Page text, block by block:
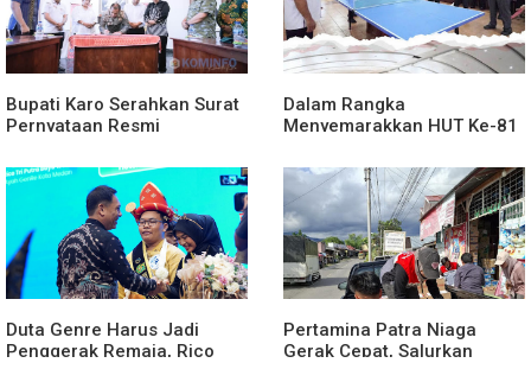
Bupati Karo Serahkan Surat
Pernyataan Resmi
Kabanjahe
Dalam Rangka
Menyemarakkan HUT Ke-81
Siapkan Rangkaian Kegiatan
Duta Genre Harus Jadi
Penggerak Remaja, Rico
Pertamina Patra Niaga
Gerak Cepat, Salurkan